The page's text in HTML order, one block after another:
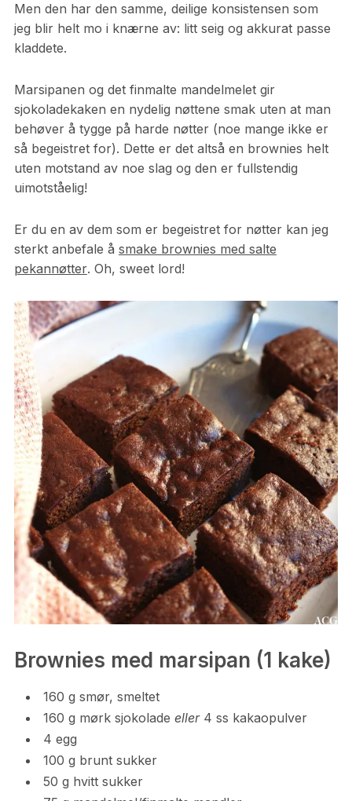
Men den har den samme, deilige konsistensen som
jeg blir helt mo i knærne av: litt seig og akkurat passe
kladdete.
Marsipanen og det finmalte mandelmelet gir
sjokoladekaken en nydelig nøttene smak uten at man
behøver å tygge på harde nøtter (noe mange ikke er
så begeistret for). Dette er det altså en brownies helt
uten motstand av noe slag og den er fullstendig
uimotståelig!
Er du en av dem som er begeistret for nøtter kan jeg
sterkt anbefale å smake brownies med salte
pekannøtter. Oh, sweet lord!
Brownies med marsipan (1 kake)
160 g smør, smeltet
160 g mørk sjokolade eller4 ss kakaopulver
4 egg
100 g brunt sukker
50 g hvitt sukker